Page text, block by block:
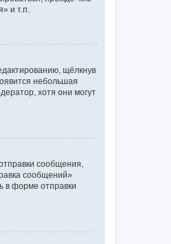
и т.п.
щёлкнув
небольшая
хотя они могут
сообщения,
сообщений»
в форме отправки